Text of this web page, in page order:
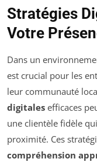
Stratégies
Votre
Dans un
est crucial pour les
leur communauté
digitales efficaces
une clientèle fidèle
proximité. Ces
compréhension